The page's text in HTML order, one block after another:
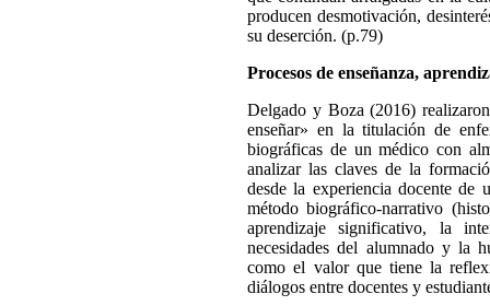
producen desmotivación,
su deserción. (p.79)
Procesos de enseñanza,
Delgado y Boza (2016)
enseñar» en la titulación de
biográficas de un médico con
analizar las claves de la
desde la experiencia docente de
método biográfico-narrativo
aprendizaje significativo, la
necesidades del alumnado y la
como el valor que tiene la
diálogos entre docentes y